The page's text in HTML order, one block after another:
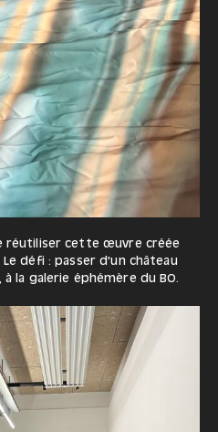
réutiliser cette œuvre créée
défi : passer d'un château
la galerie éphémère du BO.